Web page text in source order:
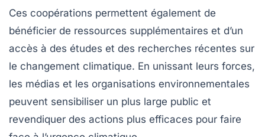
Ces coopérations permettent également de
bénéficier de ressources supplémentaires et d’un
accès à des études et des recherches récentes sur
le changement climatique. En unissant leurs forces,
les médias et les organisations environnementales
peuvent sensibiliser un plus large public et
revendiquer des actions plus efficaces pour faire